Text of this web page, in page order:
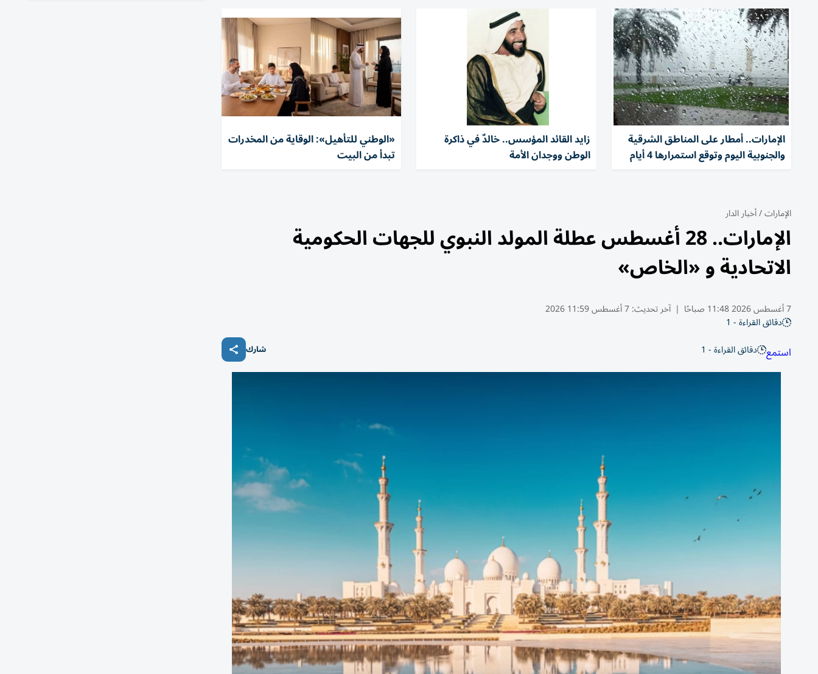
الإمارات.. أمطار على المناطق الشرقية
والجنوبية اليوم وتوقع استمرارها 4 أيام
زايد القائد المؤسس.. خالدٌ في ذاكرة
الوطن ووجدان الأمة
«الوطني للتأهيل»: الوقاية من المخدرات
تبدأ من البيت
الإمارات/أخبار الدار
الإمارات.. 28 أغسطس عطلة المولد النبوي للجهات الحكومية
الاتحادية و «الخاص»
7 أغسطس 2026 11:48 صباحًا | آخر تحديث:7 أغسطس 11:59 2026
دقائق القراءة - 1
استمع دقائق القراءة - 1 شارك